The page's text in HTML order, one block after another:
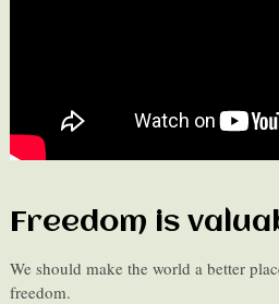
Freedom is
We should make the world a better
freedom.